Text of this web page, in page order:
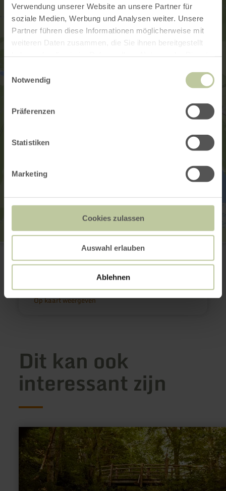
Verwendung unserer Website an unsere Partner für
soziale Medien, Werbung und Analysen weiter. Unsere
Partner führen diese Informationen möglicherweise mit
weiteren Daten zusammen, die Sie ihnen bereitgestellt
Notwendig
Präferenzen
Statistiken
Marketing
Cookies zulassen
Auswahl erlauben
Ablehnen
54531 Meerfeld
Aankomst plannen
Op kaart weergeven
Dit kan ook
interessant zijn
meer
informatie
over:
Enderttal
mit
Wasserfall
,,Rausch"